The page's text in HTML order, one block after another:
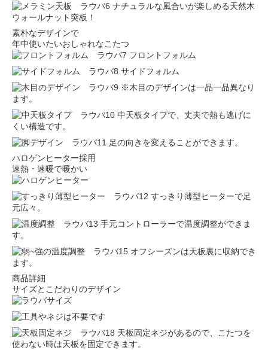
ナチュラルな風合いが楽しめる天然木
ウォールナット突板！
素朴なデザインで
年中使いたいおしゃれなこたつ
フロントフォルム
サイドフォルム
※木目のデザインは一品一品異なり
ます。
中天板タイプで、丈夫で熱も逃げに
くい構造です。
足の向きを変えることができます。
ハロゲンヒーター採用
速熱・速暖で暖かい
すっきり薄型ヒーターで足
元広々。
手元コントローラーで温度調整ができま
す。
オフシーズンは天板裏に収納でき
ます。
商品詳細
サイズとこだわりのデザイン
天板固定ネジがあるので、こたつを
使わない時は天板を固定できます。